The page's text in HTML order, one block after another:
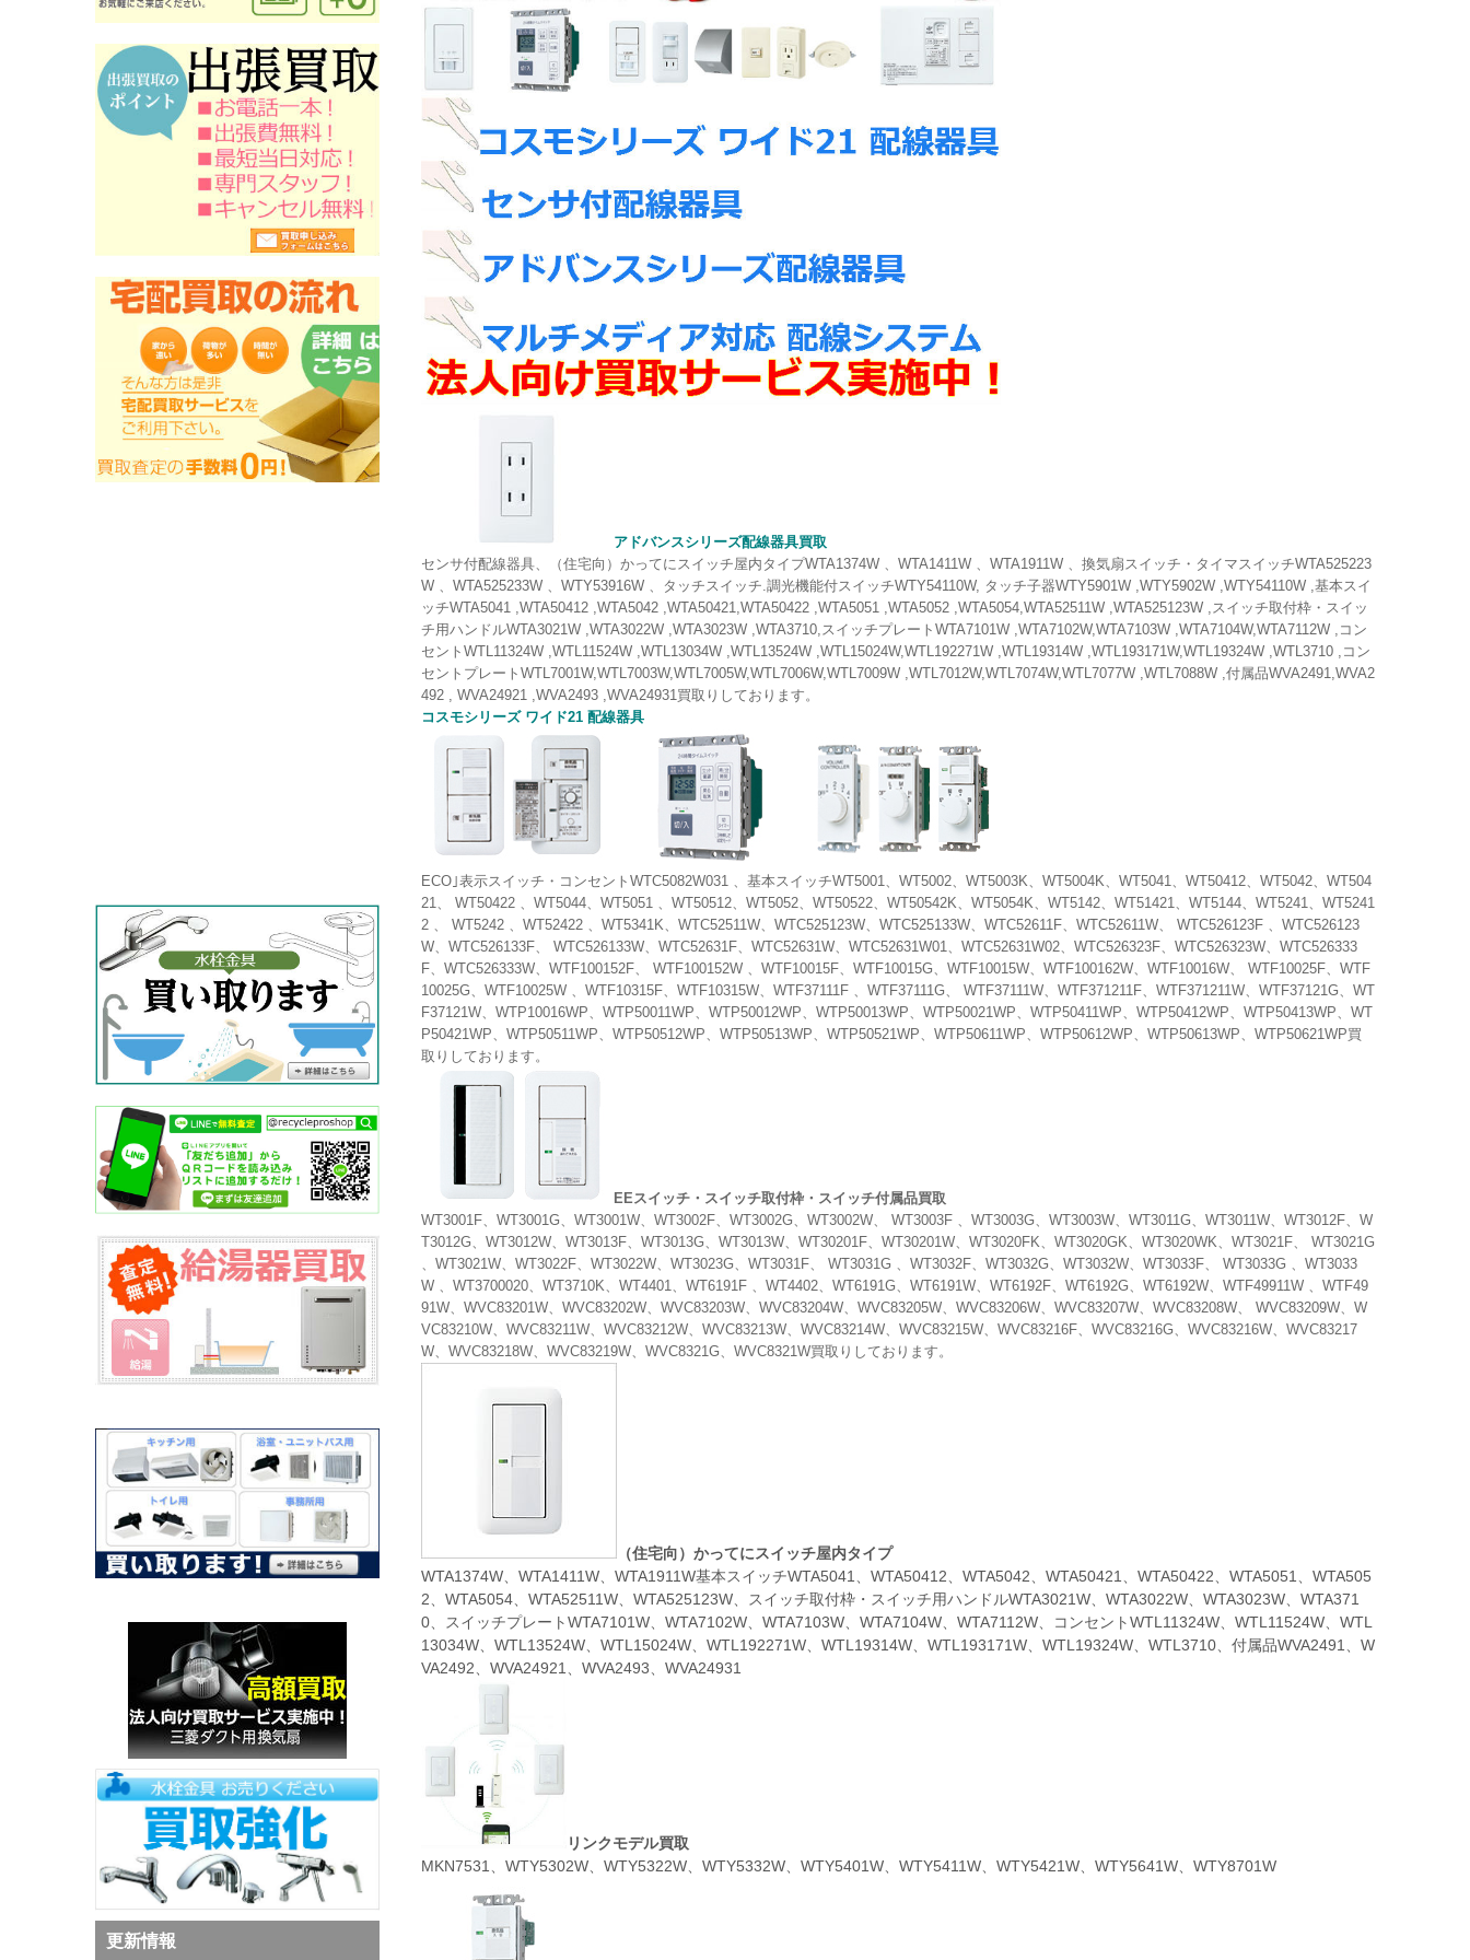
アドバンスシリーズ配線器具買取
センサ付配線器具、（住宅向）かってにスイッチ屋内タイプWTA1374W 、WTA1411W 、WTA1911W 、換気扇スイッチ・タイマスイッチWTA525223
W 、WTA525233W 、WTY53916W 、タッチスイッチ.調光機能付スイッチWTY54110W, タッチ子器WTY5901W ,WTY5902W ,WTY54110W ,基本スイ
ッチWTA5041 ,WTA50412 ,WTA5042 ,WTA50421,WTA50422 ,WTA5051 ,WTA5052 ,WTA5054,WTA52511W ,WTA525123W ,スイッチ取付枠・スイッ
チ用ハンドルWTA3021W ,WTA3022W ,WTA3023W ,WTA3710,スイッチプレートWTA7101W ,WTA7102W,WTA7103W ,WTA7104W,WTA7112W ,コン
セントWTL11324W ,WTL11524W ,WTL13034W ,WTL13524W ,WTL15024W,WTL192271W ,WTL19314W ,WTL193171W,WTL19324W ,WTL3710 ,コン
セントプレートWTL7001W,WTL7003W,WTL7005W,WTL7006W,WTL7009W ,WTL7012W,WTL7074W,WTL7077W ,WTL7088W ,付属品WVA2491,WVA2
492 , WVA24921 ,WVA2493 ,WVA24931買取りしております。
コスモシリーズ ワイド21 配線器具
ECO｣表示スイッチ・コンセントWTC5082W031 、基本スイッチWT5001、WT5002、WT5003K、WT5004K、WT5041、WT50412、WT5042、WT504
21、 WT50422 、WT5044、WT5051 、WT50512、WT5052、WT50522、WT50542K、WT5054K、WT5142、WT51421、WT5144、WT5241、WT5241
2 、 WT5242 、WT52422 、WT5341K、WTC52511W、WTC525123W、WTC525133W、WTC52611F、WTC52611W、 WTC526123F 、WTC526123
W、WTC526133F、 WTC526133W、WTC52631F、WTC52631W、WTC52631W01、WTC52631W02、WTC526323F、WTC526323W、WTC526333
F、WTC526333W、WTF100152F、 WTF100152W 、WTF10015F、WTF10015G、WTF10015W、WTF100162W、WTF10016W、 WTF10025F、WTF
10025G、WTF10025W 、WTF10315F、WTF10315W、WTF37111F 、WTF37111G、 WTF37111W、WTF371211F、WTF371211W、WTF37121G、WT
F37121W、WTP10016WP、WTP50011WP、WTP50012WP、WTP50013WP、WTP50021WP、WTP50411WP、WTP50412WP、WTP50413WP、WT
P50421WP、WTP50511WP、WTP50512WP、WTP50513WP、WTP50521WP、WTP50611WP、WTP50612WP、WTP50613WP、WTP50621WP買
取りしております。
EEスイッチ・スイッチ取付枠・スイッチ付属品買取
WT3001F、WT3001G、WT3001W、WT3002F、WT3002G、WT3002W、 WT3003F 、WT3003G、WT3003W、WT3011G、WT3011W、WT3012F、W
T3012G、WT3012W、WT3013F、WT3013G、WT3013W、WT30201F、WT30201W、WT3020FK、WT3020GK、WT3020WK、WT3021F、 WT3021G
、WT3021W、WT3022F、WT3022W、WT3023G、WT3031F、 WT3031G 、WT3032F、WT3032G、WT3032W、WT3033F、 WT3033G 、WT3033
W 、WT3700020、WT3710K、WT4401、WT6191F 、WT4402、WT6191G、WT6191W、WT6192F、WT6192G、WT6192W、WTF49911W 、WTF49
91W、WVC83201W、WVC83202W、WVC83203W、WVC83204W、WVC83205W、WVC83206W、WVC83207W、WVC83208W、 WVC83209W、W
VC83210W、WVC83211W、WVC83212W、WVC83213W、WVC83214W、WVC83215W、WVC83216F、WVC83216G、WVC83216W、WVC83217
W、WVC83218W、WVC83219W、WVC8321G、WVC8321W買取りしております。
（住宅向）かってにスイッチ屋内タイプ
WTA1374W、WTA1411W、WTA1911W基本スイッチWTA5041、WTA50412、WTA5042、WTA50421、WTA50422、WTA5051、WTA505
2、WTA5054、WTA52511W、WTA525123W、スイッチ取付枠・スイッチ用ハンドルWTA3021W、WTA3022W、WTA3023W、WTA371
0、スイッチプレートWTA7101W、WTA7102W、WTA7103W、WTA7104W、WTA7112W、コンセントWTL11324W、WTL11524W、WTL
13034W、WTL13524W、WTL15024W、WTL192271W、WTL19314W、WTL193171W、WTL19324W、WTL3710、付属品WVA2491、W
VA2492、WVA24921、WVA2493、WVA24931
リンクモデル買取
MKN7531、WTY5302W、WTY5322W、WTY5332W、WTY5401W、WTY5411W、WTY5421W、WTY5641W、WTY8701W
更新情報